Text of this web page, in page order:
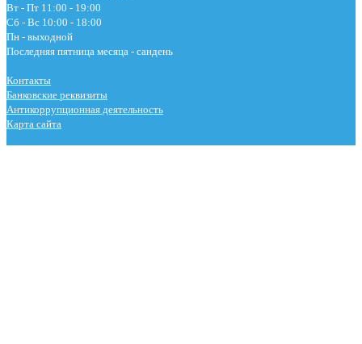
Вт - Пт 11:00 - 19:00
Сб - Вс 10:00 - 18:00
Пн - выходной
Последняя пятница месяца - сандень
Контакты
Банковские реквизиты
Антикоррупционная деятельность
Карта сайта